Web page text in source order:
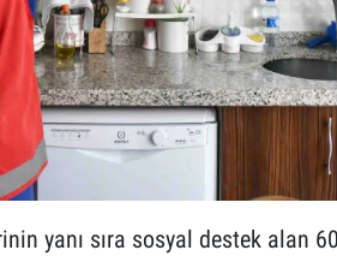
yanı sıra sosyal destek alan